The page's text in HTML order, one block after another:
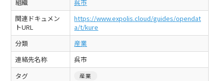
組織
呉市
関連ドキュメン
トURL
https://www.expolis.cloud/guides/opendat
a/t/kure
分類
産業
連絡先名称
呉市
タグ
産業